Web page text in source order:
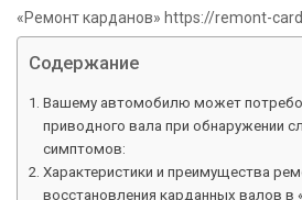
«Ремонт карданов» https://remont-
Содержание
Вашему автомобилю может
приводного вала при обнаружении
симптомов:
Характеристики и преимущества
восстановления карданных валов в